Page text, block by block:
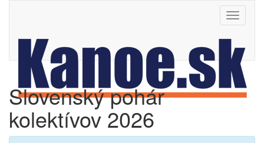
Toggle
Slovenský pohár
kolektívov 2026